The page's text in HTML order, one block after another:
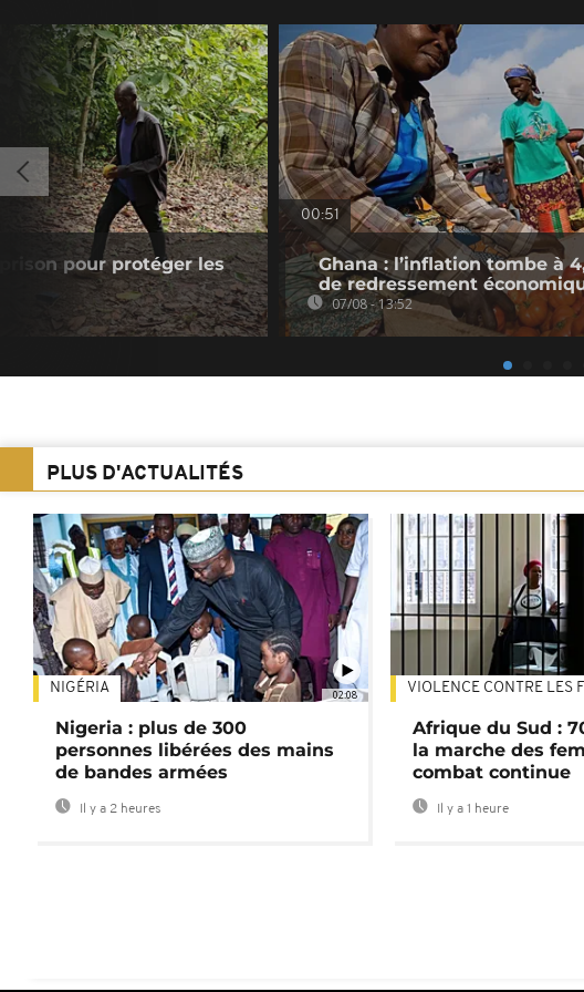
pour protéger les
00:51
Ghana : l’inflation tombe à
de redressement
07/08 - 13:52
PLUS D'ACTUALITÉS
02:08
NIGÉRIA
Nigeria : plus de 300
personnes libérées des mains
de bandes armées
Il y a 2 heures
VIOLENCE CONTRE LES
Afrique du Sud :
la marche des
combat continue
Il y a 1 heure